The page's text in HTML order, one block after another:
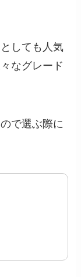
しても人気
なグレード
で選ぶ際に